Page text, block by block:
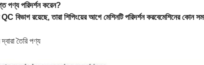
পণ্য পরিদর্শন করেন?
বিভাগ রয়েছে, তারা শিপিংয়ের আগে মেশিনটি পরিদর্শন করবেমেশিনের কোন
তৈরি পণ্য